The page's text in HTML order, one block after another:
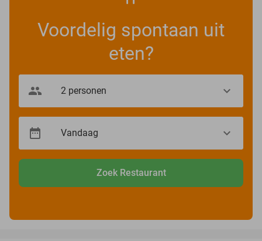
Voordelig spontaan uit
eten?
Zoek Restaurant